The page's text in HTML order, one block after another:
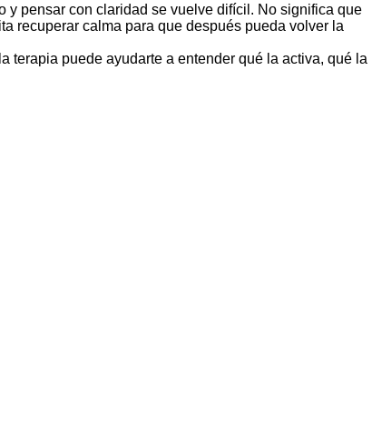
y pensar con claridad se vuelve difícil. No significa que
recuperar calma para que después pueda volver la
terapia puede ayudarte a entender qué la activa, qué la